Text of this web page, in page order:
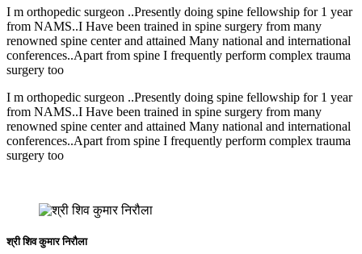
I m orthopedic surgeon ..Presently doing spine fellowship for 1 year
from NAMS..I Have been trained in spine surgery from many
renowned spine center and attained Many national and international
conferences..Apart from spine I frequently perform complex trauma
surgery too
I m orthopedic surgeon ..Presently doing spine fellowship for 1 year
from NAMS..I Have been trained in spine surgery from many
renowned spine center and attained Many national and international
conferences..Apart from spine I frequently perform complex trauma
surgery too
श्री शिव कुमार निरौला